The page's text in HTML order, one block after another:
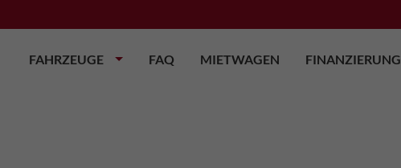
FAHRZEUGE FAQ MIETWAGEN FINANZIERUNG